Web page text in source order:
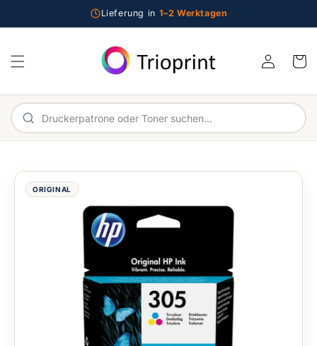
Direkt zum InhaltLieferung in 1–2 Werktagen
Einloggen
Im Shop suchen
ORIGINAL